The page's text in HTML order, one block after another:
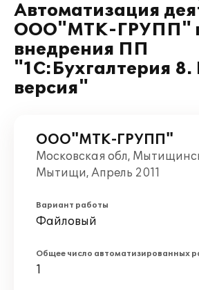
Автоматизация
ООО"МТК-ГРУПП"
внедрения ПП
"1С:Бухгалтерия 8.
версия"
ООО"МТК-ГРУПП"
Московская обл,
Мытищи, Апрель 2011
Вариант работы
Файловый
Общее число автоматизированных
1